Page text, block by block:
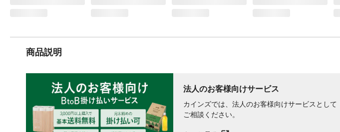
商品説明
法人のお客様向けサービス
カインズでは、法人のお客様向けサービスとし
ご相談ください。